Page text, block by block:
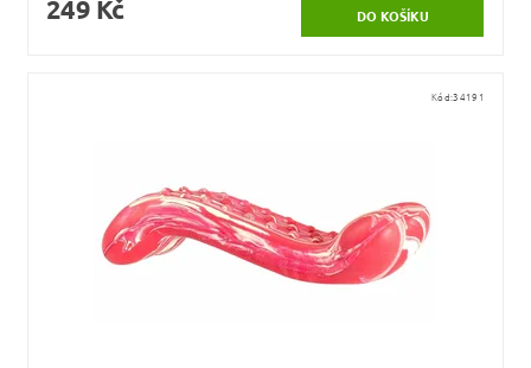
249 Kč
Kód:34191